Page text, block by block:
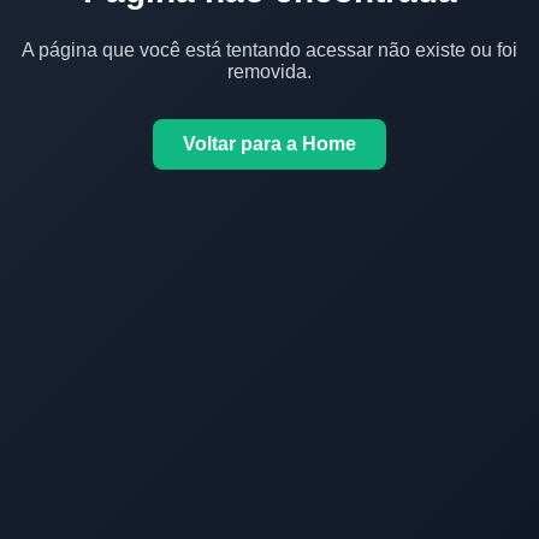
A página que você está tentando acessar não existe ou foi
removida.
Voltar para a Home